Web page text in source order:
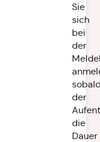
Sie
sich
bei
der
der
die
Dauer